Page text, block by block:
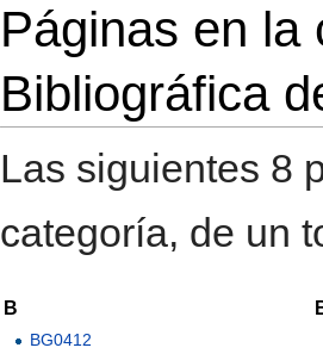
Páginas en la
Bibliográfica
Las siguientes 8
categoría, de un
B
BG0412